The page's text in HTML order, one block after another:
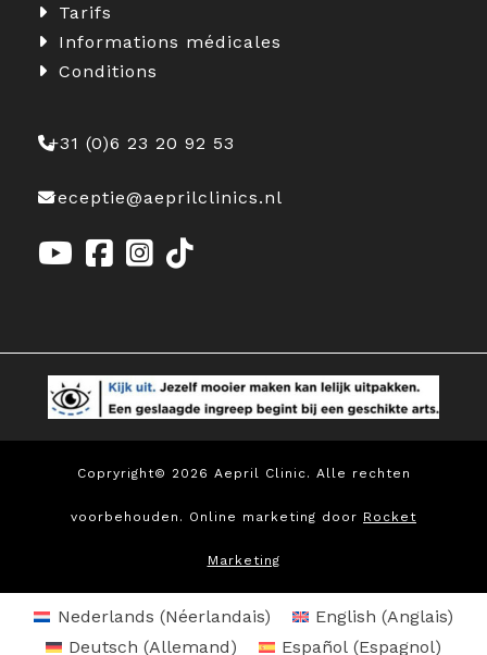
Tarifs
Informations médicales
Conditions
+31 (0)6 23 20 92 53
receptie@aeprilclinics.nl
Copryright© 2026 Aepril Clinic. Alle rechten
voorbehouden. Online marketing door Rocket
Marketing
Nederlands (Néerlandais) English (Anglais)
Deutsch (Allemand) Español (Espagnol)